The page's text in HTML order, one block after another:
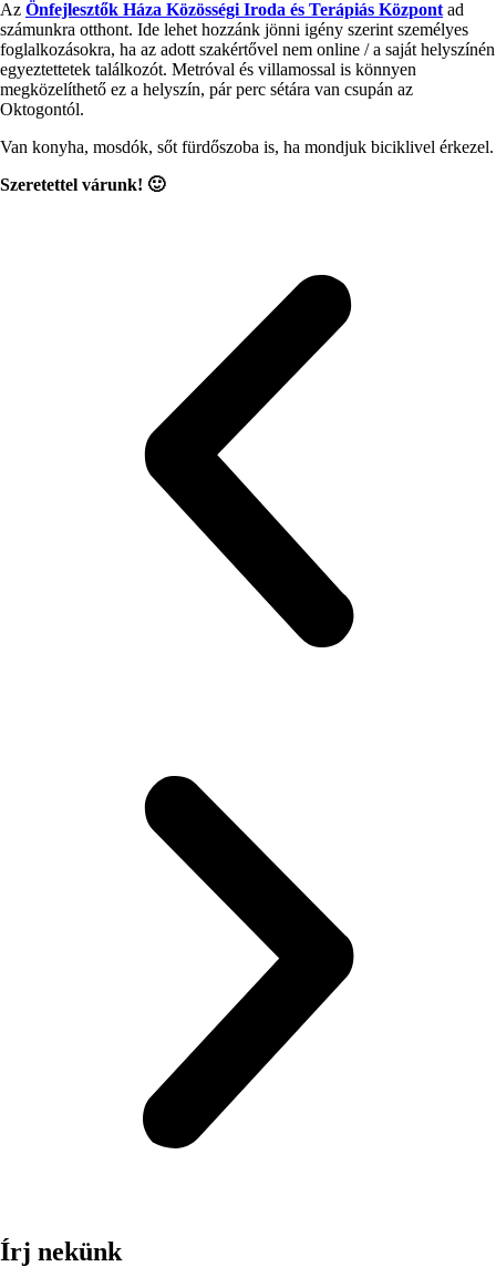
Az Önfejlesztők Háza Közösségi Iroda és Terápiás Központ ad
számunkra otthont. Ide lehet hozzánk jönni igény szerint személyes
foglalkozásokra, ha az adott szakértővel nem online / a saját helyszínén
egyeztettetek találkozót. Metróval és villamossal is könnyen
megközelíthető ez a helyszín, pár perc sétára van csupán az
Oktogontól.
Van konyha, mosdók, sőt fürdőszoba is, ha mondjuk biciklivel érkezel.
Szeretettel várunk! 🙂
Írj nekünk